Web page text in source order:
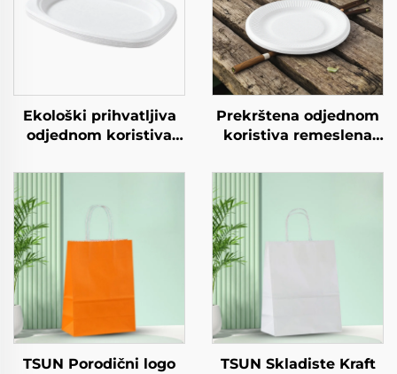
Ekološki prihvatljiva
odjednom koristiva
ploča Alternativa
plastiku Jednokratna
staklenica za hranu
Papirna ploča za kruh
i slatkoću
Prekrštena odjednom
koristiva remeslena
salatu Šalice Snack
Slatkoće Čokolade
Hamburgeri - za
Catering Crafts
TSUN Porodični logo
TSUN Skladiste Kraft